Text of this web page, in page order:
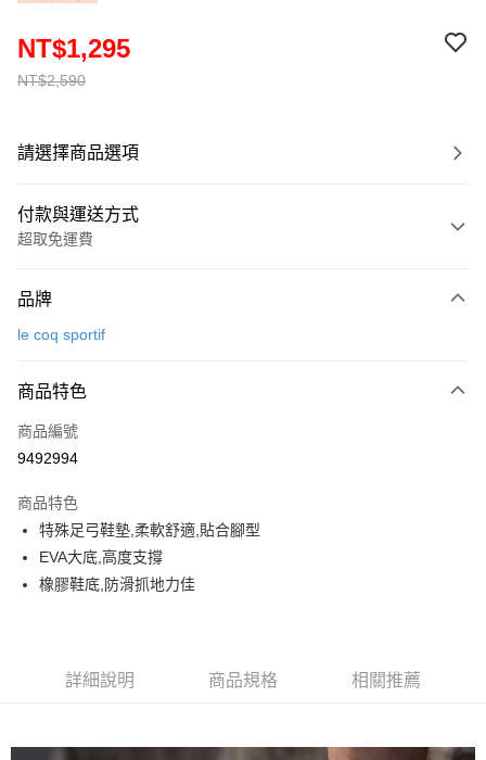
NT$2,590
NT$1,295
請選擇商品選項
付款與運送方式
超取免運費
信用卡一次付款
LINE Pay
Apple Pay
悠遊付
大哥付你分期
相關說明
成交易。
【關於「AFTEE先享後付」】
AFTEE先享後付是「在收到商品之後才付款」的支付方式。 讓您購物簡單
２．便利：只要手機號碼，簡訊認證，即可結帳。
ATM付款
品牌
le coq sportif
商品特色
商品編號
9492994
商品特色
特殊足弓鞋墊,柔軟舒適,貼合腳型
EVA大底,高度支撐
橡膠鞋底,防滑抓地力佳
詳細說明 商品規格 相關推薦